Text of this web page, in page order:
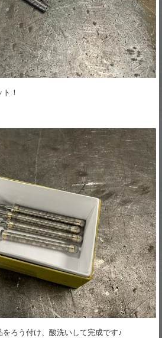
！
ろう付け、酸洗いして完成です♪